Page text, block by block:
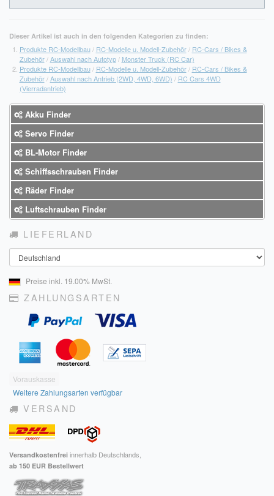
Dieser Artikel ist auch in den folgenden Kategorien zu finden:
Produkte RC-Modellbau/ RC-Modelle u. Modell-Zubehör/ RC-Cars / Bikes &
Zubehör/Auswahl nach Autotyp/ Monster Truck (RC Car)
Produkte RC-Modellbau/ RC-Modelle u. Modell-Zubehör/ RC-Cars / Bikes &
Zubehör/Auswahl nach Antrieb (2WD, 4WD, 6WD) / RC Cars 4WD
(Vierradantrieb)
Akku Finder
Servo Finder
BL-Motor Finder
Schiffsschrauben Finder
Räder Finder
Luftschrauben Finder
LIEFERLAND
Land
Preise inkl. 19.00% MwSt.
ZAHLUNGSARTEN
Vorauskasse
Weitere Zahlungsarten verfügbar
VERSAND
Versandkostenfrei innerhalb Deutschlands,
ab 150 EUR Bestellwert